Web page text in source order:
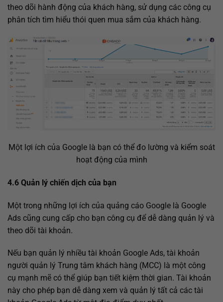
theo dõi hành động của khách hàng, sử dụng các công cụ
phân tích tìm hiểu thói quen mua sắm của khách hàng.
Một lợi ích của Google là bạn có thể đo lường và kiểm soát
hoạt động của mình
4.6 Quản lý chiến dịch của bạn
Một trong những lợi ích của quảng cáo Google là Google
Ads cũng cung cấp cho bạn công cụ để dễ dàng quản lý và
theo dõi tài khoản.
Nếu bạn quản lý nhiều tài khoản Google Ads, tài khoản
người quản lý Trung tâm khách hàng (MCC) là một công
cụ mạnh mẽ có thể giúp bạn tiết kiệm thời gian. Tài khoản
này cho phép bạn dễ dàng xem và quản lý tất cả các tài